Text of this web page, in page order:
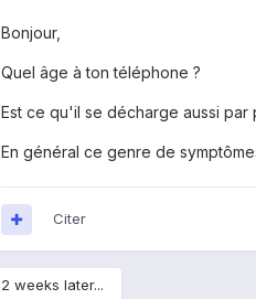
Bonjour,
Quel âge à ton téléphone ?
Est ce qu'il se décharge aussi par
En général ce genre de
Citer
2 weeks later...